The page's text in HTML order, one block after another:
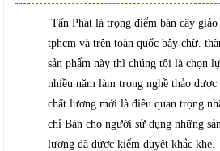
Tấn Phát là trọng điểm bán cây
tphcm và trên toàn quốc bây chừ.
sản phẩm này thì chúng tôi là chọn
nhiều năm làm trong nghề thảo
chất lượng mới là điều quan trọng
chỉ Bán cho người sử dụng những
lượng đã được kiểm duyệt khắc khe.